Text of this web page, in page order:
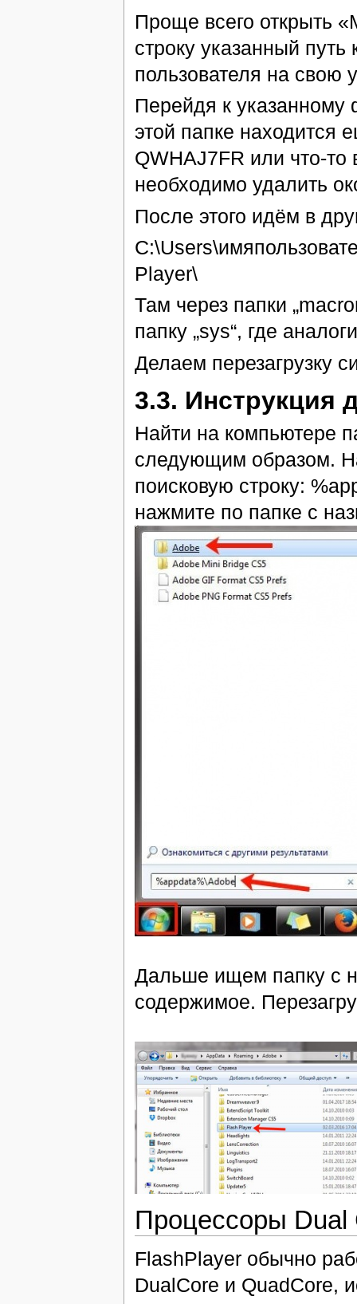
Проще всего открыть
строку указанный
пользователя на свою
Перейдя к указанному
этой папке находится
QWHAJ7FR или что-то
необходимо удалить
После этого идём в
Player\
Там через папки
папку „sys“, где
Делаем перезагрузку
3.3. Инструкция
Найти на компьютере
следующим образом.
поисковую строку:
нажмите по папке с
Дальше ищем папку с
содержимое.
Процессоры Dual
FlashPlayer обычно
DualCore и QuadCore,